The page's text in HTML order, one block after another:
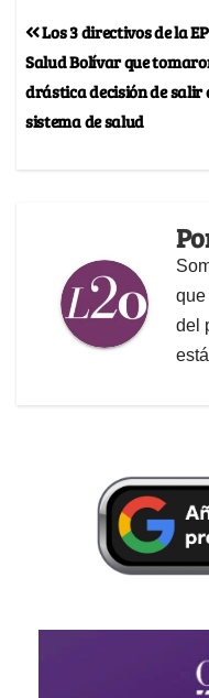
Los 3 directivos de la
Salud Bolívar que
drástica decisión de salir
sistema de salud
que
del